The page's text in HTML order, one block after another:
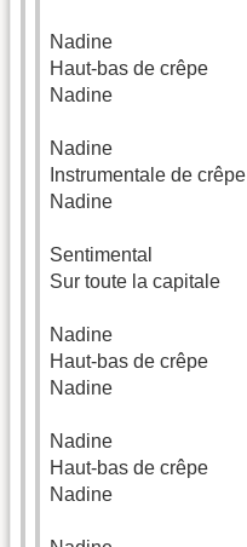
Nadine
Haut-bas de crêpe
Nadine
Nadine
Instrumentale de crêpe
Nadine
Sentimental
Sur toute la capitale
Nadine
Haut-bas de crêpe
Nadine
Nadine
Haut-bas de crêpe
Nadine